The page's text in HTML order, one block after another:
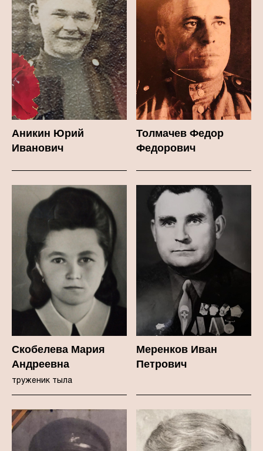
Аникин Юрий
Иванович
Толмачев Федор
Федорович
Скобелева Мария
Андреевна
труженик тыла
Меренков Иван
Петрович